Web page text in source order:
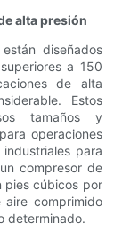
alta presión
diseñados
a 150
de alta
Estos
tamaños y
operaciones
para
compresor de
pies cúbicos por
aire comprimido
determinado.